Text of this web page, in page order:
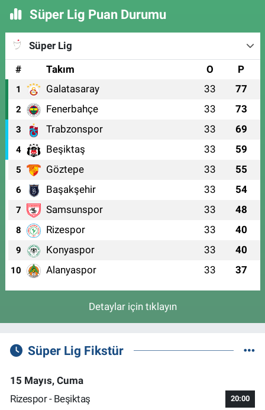
Süper Lig Puan Durumu
Süper Lig
#
Takım O P
1 Galatasaray 33 77
2 Fenerbahçe 33 73
3 Trabzonspor 33 69
4 Beşiktaş 33 59
5 Göztepe 33 55
6 Başakşehir 33 54
7 Samsunspor 33 48
8 Rizespor 33 40
9 Konyaspor 33 40
10 Alanyaspor 33 37
Detaylar için tıklayın
Süper Lig Fikstür
15 Mayıs, Cuma
Rizespor - Beşiktaş
20:00